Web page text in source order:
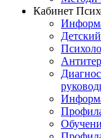
Кабинет